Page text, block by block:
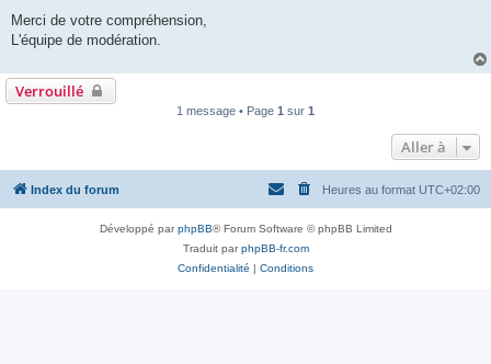
Merci de votre compréhension,
L'équipe de modération.
Verrouillé
1 message • Page 1 sur 1
Aller à
Index du forum Heures au format UTC+02:00
Développé parphpBB® Forum Software © phpBB Limited
Traduit parphpBB-fr.com
Confidentialité | Conditions